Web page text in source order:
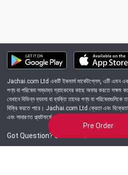
Pre Order
Jachai.com Ltd একটি ইকমার্স মার্কেটপ্লেস, এটি এমন একটি
পণ্য বা পরিষেবা সম্ভাব্য গ্রাহকদের কাছে অফার করতে সক্ষম
যেখানে বিভিন্ন ব্যবসা বা ব্যক্তি তাদের পণ্য বা
বিক্রি করতে পারে। Jachai.com Ltd ক্রেতা এবং
এবং সাধারণত প্ল্যাটফর্মে সংঘটিত প্রতিটি লেনদেনের জন্য একটি
Got Question? Call us 24/7